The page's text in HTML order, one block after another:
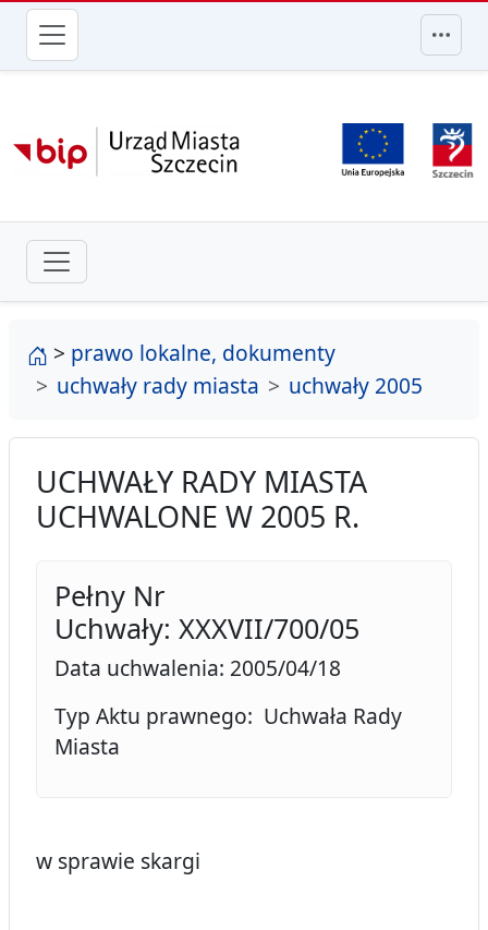
przejdź do głównego menu
strona główna
> prawo lokalne, dokumenty
uchwały rady miasta
uchwały 2005
UCHWAŁY RADY MIASTA
UCHWALONE W 2005 R.
Pełny Nr
Uchwały: XXXVII/700/05
Data uchwalenia: 2005/04/18
Typ Aktu prawnego: Uchwała Rady
Miasta
w sprawie skargi